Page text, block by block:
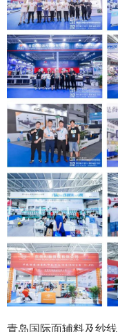
青岛国际面辅料及纱